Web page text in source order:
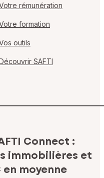
rémunération
formation
outils
SAFTI
Connect :
immobilières et
moyenne